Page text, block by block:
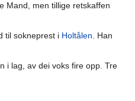
Mand, men tillige retskaffen
til sokneprest i Holtålen. Han
i lag, av dei voks fire opp. Tre